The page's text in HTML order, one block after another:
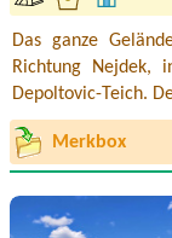
Das ganze
Richtung Nejdek,
Depoltovic-Teich.
Merkbox